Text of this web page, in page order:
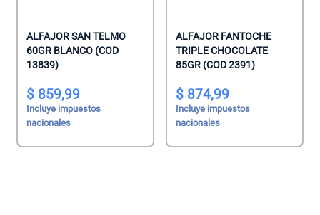
859,99
Incluye impuestos
nacionales
ALFAJOR SAN TELMO
60GR BLANCO (COD
13839)
874,99
Incluye impuestos
nacionales
ALFAJOR FANTOCHE
TRIPLE CHOCOLATE
85GR (COD 2391)